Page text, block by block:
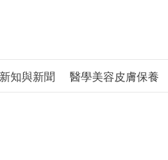
新知與新聞 醫學美容皮膚保養